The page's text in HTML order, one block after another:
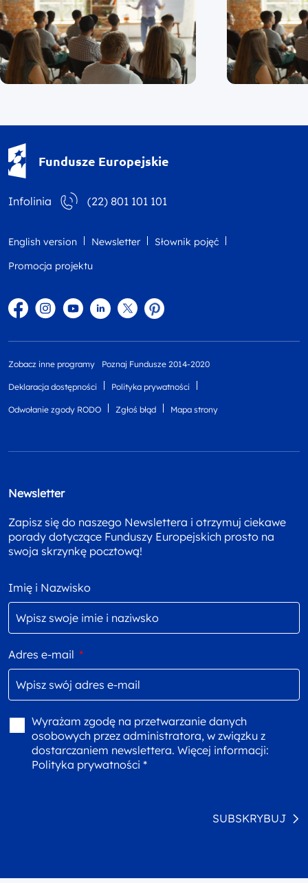
Fundusze Europejskie
Infolinia (22) 801 101 101
English version Newsletter
Słownik pojęć
Promocja projektu
FacebookInstagram
YouTubeLinkedintwitterPinterest
Zobacz inne programy Poznaj Fundusze 2014-2020
Deklaracja dostępności Polityka prywatności
Odwołanie zgody RODO Zgłoś błąd Mapa strony
Newsletter
Zapisz się do naszego Newslettera i otrzymuj ciekawe
porady dotyczące Funduszy Europejskich prosto na
swoja skrzynkę pocztową!
Imię i Nazwisko
Adres e-mail *
Wyrażam zgodę na przetwarzanie danych
osobowych przez administratora, w związku z
dostarczaniem newslettera. Więcej informacji:
Polityka prywatności *
SUBSKRYBUJ